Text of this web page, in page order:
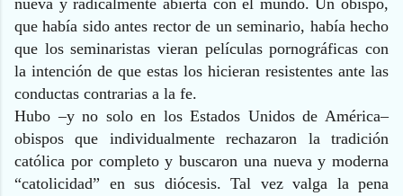
nueva y radicalmente abierta con el mundo. Un obispo,
que había sido antes rector de un seminario, había hecho
que los seminaristas vieran películas pornográficas con
la intención de que estas los hicieran resistentes ante las
conductas contrarias a la fe.
Hubo –y no solo en los Estados Unidos de América–
obispos que individualmente rechazaron la tradición
católica por completo y buscaron una nueva y moderna
“catolicidad” en sus diócesis. Tal vez valga la pena